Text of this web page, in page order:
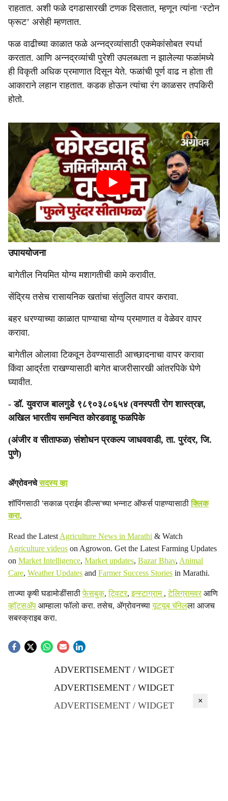
राहतात. अशी फळे दगडासारखी टणक दिसतात, म्हणून त्यांना ‘स्टोन
फ्रूट’ असेही म्हणतात.
फळ वाढीच्या काळात फळे अन्नद्रव्यांसाठी एकमेकांसोबत स्पर्धा
करतात. आणि अन्नद्रव्यांची पुरेशी उपलब्धता न झालेल्या फळांमध्ये
ही विकृती अधिक प्रमाणात दिसून येते. फळांची पूर्ण वाढ न होता ती
आकाराने लहान राहतात. कडक होऊन त्यांचा रंग काळसर तपकिरी
होतो.
उपाययोजना
बागेतील नियमित योग्य मशागतीची कामे करावीत.
सेंद्रिय तसेच रासायनिक खतांचा संतुलित वापर करावा.
बहर धरण्याच्या काळात पाण्याचा योग्य प्रमाणात व वेळेवर वापर
करावा.
बागेतील ओलावा टिकवून ठेवण्यासाठी आच्छादनाचा वापर करावा
किंवा आर्द्रता राखण्यासाठी बागेत बाजरीसारखी आंतरपिके घेणे
घ्यावीत.
- डॉ. युवराज बालगुडे ९८९०३८०६५४ (वनस्पती रोग शास्त्रज्ञ,
अखिल भारतीय समन्वित कोरडवाहू फळपिके
(अंजीर व सीताफळ) संशोधन प्रकल्प जाधववाडी, ता. पुरंदर, जि.
पुणे)
ॲग्रोवनचेसदस्य व्हा
शॉपिंगसाठी 'सकाळ प्राईम डील्स'च्या भन्नाट ऑफर्स पाहण्यासाठीक्लिक
करा.
Read the Latest Agriculture News in Marathi & Watch
Agriculture videos on Agrowon. Get the Latest Farming Updates
on Market Intelligence, Market updates, Bazar Bhav, Animal
Care, Weather Updates and Farmer Success Stories in Marathi.
ताज्या कृषी घडामोडींसाठीफेसबुक,ट्विटर,इन्स्टाग्राम ,टेलिग्रामवरआणि
व्हॉट्सॲप आम्हाला फॉलो करा. तसेच, ॲग्रोवनच्यायूट्यूब चॅनेलला आजच
सबस्क्राइब करा.
ADVERTISEMENT / WIDGET
ADVERTISEMENT / WIDGET
ADVERTISEMENT / WIDGET
×